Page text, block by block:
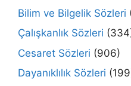
Bilim ve Bilgelik Sözleri
Çalışkanlık Sözleri
Cesaret Sözleri (906)
Dayanıklılık Sözleri